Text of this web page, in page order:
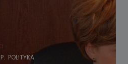
POLITYKA